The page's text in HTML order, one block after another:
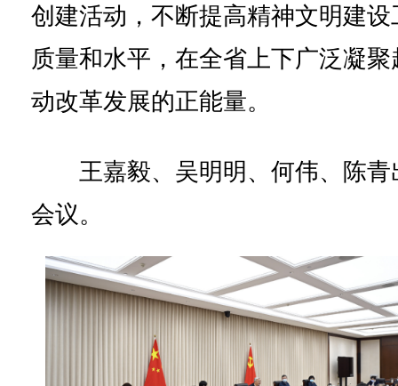
创建活动，不断提高精神文明建设
质量和水平，在全省上下广泛凝聚
动改革发展的正能量。
王嘉毅、吴明明、何伟、陈青
会议。